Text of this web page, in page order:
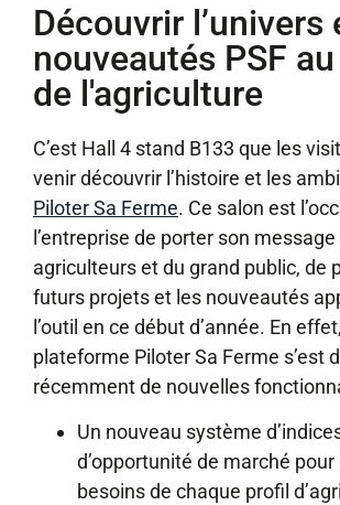
Découvrir l’univers
nouveautés PSF
de l'agriculture
C’est Hall 4 stand B133 que les
venir découvrir l’histoire et les
Piloter Sa Ferme. Ce salon est
l’entreprise de porter son
agriculteurs et du grand public, de
futurs projets et les nouveautés
l’outil en ce début d’année. En
plateforme Piloter Sa Ferme s’est
récemment de nouvelles
Un nouveau système
d’opportunité de marché
besoins de chaque profil